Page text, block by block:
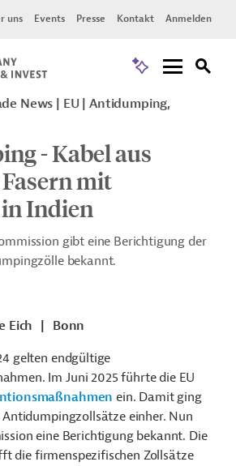
uns Events Presse Kontakt Anmelden
News EU
Antidumping,
- Kabel aus
mit
Indien
gibt eine Berichtigung der
bekannt.
Eich
Bonn
gelten endgültige
Im Juni 2025 führte die EU
ein. Damit ging
einher. Nun
eine Berichtigung bekannt. Die
die firmenspezifischen Zollsätze